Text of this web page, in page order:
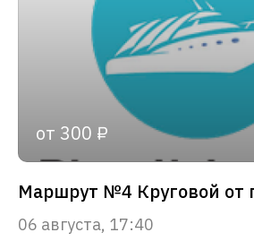
от 300 ₽
06 августа, 17:40